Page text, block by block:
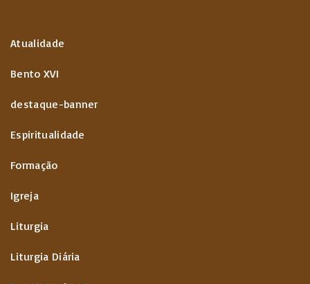
Atualidade
Bento XVI
destaque-banner
Espiritualidade
Formação
Igreja
Liturgia
Liturgia Diária